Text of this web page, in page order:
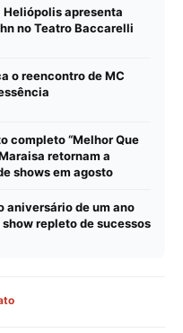
apresenta
no Teatro Baccarelli
o reencontro de MC
completo “Melhor Que
retornam a
shows em agosto
aniversário de um ano
repleto de sucessos